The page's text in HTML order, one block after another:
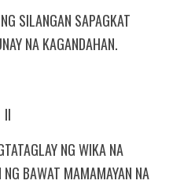
SILANGAN SAPAGKAT
NA KAGANDAHAN.
II
NG WIKA NA
BAWAT MAMAMAYAN NA